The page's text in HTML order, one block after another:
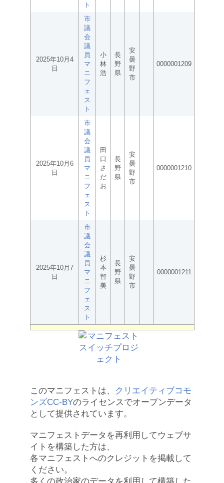
ト
2025年10月4
日
市
議
会
議
員
マ
ニ
フ
ェ
ス
ト
小
林
浩
長
野
県
安
曇
野
市
0000001209
2025年10月6
日
市
議
会
議
員
マ
ニ
フ
ェ
ス
ト
田
口
さ
だ
お
長
野
県
安
曇
野
市
0000001210
2025年10月7
日
市
議
会
議
員
マ
ニ
フ
ェ
ス
ト
杉
本
智
美
長
野
県
安
曇
野
市
0000001211
このマニフェストは、
クリエイティブコモ
ンズCC-BYのライセンスでオープンデータ
として提供されています。
マニフェストデータを再利用してウェブサ
イトを構築した方は、
各マニフェストへのクレジットを掲載して
ください。